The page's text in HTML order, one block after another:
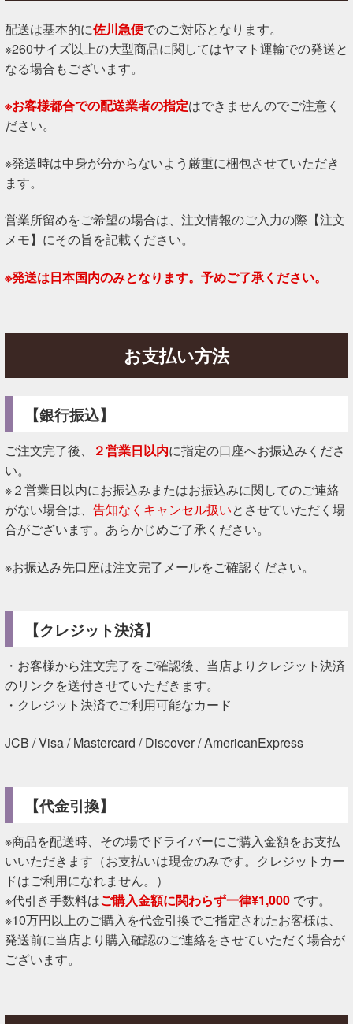
配送は基本的に佐川急便でのご対応となります。
※260サイズ以上の大型商品に関してはヤマト運輸での発送と
なる場合もございます。
※お客様都合での配送業者の指定はできませんのでご注意く
ださい。
※発送時は中身が分からないよう厳重に梱包させていただき
ます。
営業所留めをご希望の場合は、注文情報のご入力の際【注文
メモ】にその旨を記載ください。
※発送は日本国内のみとなります。予めご了承ください。
お支払い方法
【銀行振込】
ご注文完了後、 ２営業日以内に指定の口座へお振込みくださ
い。
※２営業日以内にお振込みまたはお振込みに関してのご連絡
がない場合は、 告知なくキャンセル扱いとさせていただく場
合がございます。あらかじめご了承ください。
※お振込み先口座は注文完了メールをご確認ください。
【クレジット決済】
・お客様から注文完了をご確認後、当店よりクレジット決済
のリンクを送付させていただきます。
・クレジット決済でご利用可能なカード
JCB / Visa / Mastercard / Discover / AmericanExpress
【代金引換】
※商品を配送時、その場でドライバーにご購入金額をお支払
いいただきます（お支払いは現金のみです。クレジットカー
ドはご利用になれません。）
※代引き手数料はご購入金額に関わらず一律¥1,000です。
※10万円以上のご購入を代金引換でご指定されたお客様は、
発送前に当店より購入確認のご連絡をさせていただく場合が
ございます。